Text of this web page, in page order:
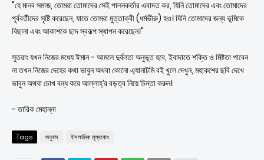
"হে মানব সমাজ, তোমরা তোমাদের সেই পালনকর্তার এবাদত কর, যিনি তোমাদের এবং তোমাদের
পূর্ববর্তীদের সৃষ্টি করেছেন, যাতে তোমরা মুত্তাক্বী (ধর্মভীরু) হও। যিনি তোমাদের জন্য ভূমিকে
বিছানা এবং আকাশকে ছাদ স্বরূপ স্থাপন করেছেন।"
সুতরাং যখন নিজের মধ্যে ঈমান - আমলে দুর্বলতা অনুভূত হবে, ইবাদাতে শক্তি ও মিষ্টতা পাবেন
না তখন নিজের দেহের কথা ভাবুন অথবা কোনো এ্যানাটমি বই খুলে দেখুন, মহাকশের ছবি দেখে
ভাবুন অথবা চোখ বন্ধ করে আল্লাহ্‌’র বড়ত্ব নিয়ে চিন্তা করুন।
- তারিক মেহান্না
Tags অনুবাদ ইসলামিক মূল্যবোধ